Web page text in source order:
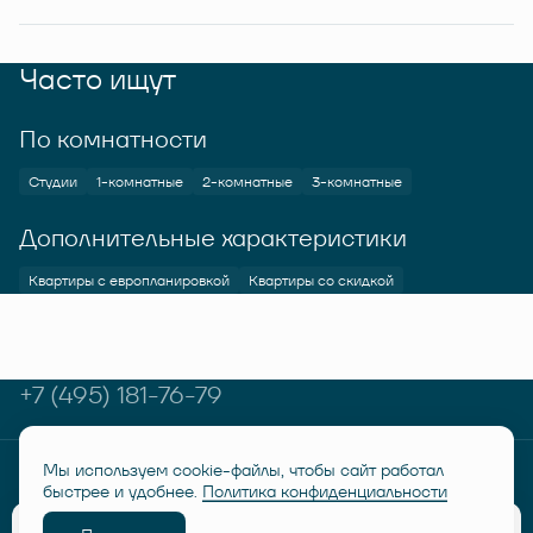
Часто ищут
По комнатности
Студии 1-комнатные 2-комнатные 3-комнатные
Дополнительные характеристики
Квартиры с европланировкой Квартиры со скидкой
+7 (495) 181-76-79
© RUSICH KOTELNIKI 2026Политика конфиденциальности
Дисклеймер "Семейная ипотека от 6%"
Мы используем cookie-файлы, чтобы сайт работал
быстрее и удобнее. Политика конфиденциальности